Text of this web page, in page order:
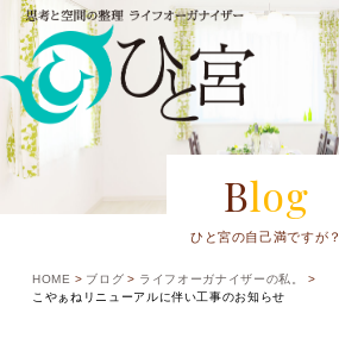
Blog
ひと宮の自己満ですが？
HOME ブログ
ライフオーガナイザーの私。
こやぁねリニューアルに伴い工事のお知らせ